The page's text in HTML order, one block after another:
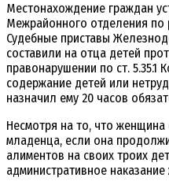
Местонахождение граждан
Межрайонного отделения
Судебные приставы
составили на отца детей
правонарушении по ст.
содержание детей или
назначил ему 20 часов
Несмотря на то, что женщина
младенца, если она
алиментов на своих троих
административное